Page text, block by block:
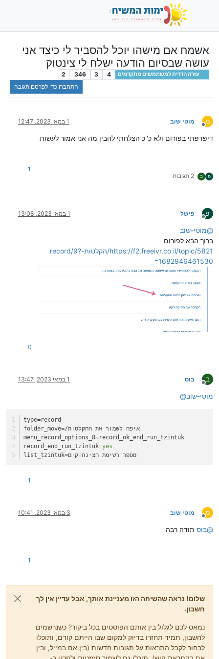
אשמח אם מישהו יוכל להסביר לי כיצד אני
עושה שבסיום הודעה ישלח לי צינטוק
עזרה הדדית למשתמשים מתקדמים 4
3
346
2
התחברו כדי לפרסם תגובה
מ
מנותק
מוטי שוב 1 במאי 2023, 12:47
דיפדפתי בפורום ולא כ''כ הצלחתי להבין מה אני אמור לעשות
פ ב 2 תגובות
1
פ
מנותק
פישל 1 במאי 2023, 13:08
@מוטי-שוב
ברוך הבא לפורום
https://f2.freeivr.co.il/topic/5821/הקלטות-record/9?
_=1682946461530
0
ב
מנותק
בוס 1 במאי 2023, 13:47
@מוטי-שוב
type=record
folder_move
=/איפה לשמור את ההקלטות
menu_record_options_8=record_ok_end_run_tzintuk
record_end_run_tzintuk=yes
list_tzintuk =מספר רשימת הצינתוקים
1
מ
מנותק
מוטי שוב 3 במאי 2023, 10:41
@בוס תודה רבה
1
שלום! נראה שהשיחה הזו מעניינת אותך, אבל עדיין אין לך
חשבון.
נמאס לכם לגלול בין אותם הפוסטים בכל ביקור? כשנרשמים
לחשבון, תמיד תחזרו בדיוק למקום שבו הייתם קודם, ותוכלו
לבחור לקבל התראות על תגובות חדשות (בין אם במייל, ובין